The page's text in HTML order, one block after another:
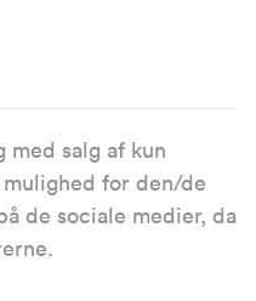
salg af kun
mulighed for den/de
de sociale medier, da